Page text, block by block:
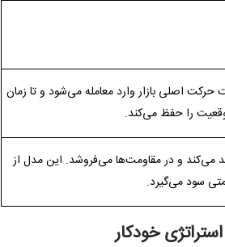
اصلی بازار وارد معامله می‌شود و تا زمان
را حفظ می‌کند.
می‌کند و در مقاومت‌ها می‌فروشد. این مدل از
سود می‌گیرد.
خودکار